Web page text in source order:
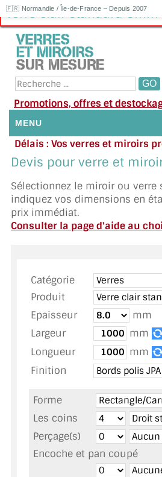
🇫🇷 Normandie / Île-de-France – Depuis 2007
Verre clair standard 8mm
Promotions, offres et
MENU
NOUS CONTACTER
DEMANDE DE DEVIS
SUIVI DE DEVIS
TOUS LES TARIFS AU M2
GUIDE : CHOIX PAR
INSPIRATIONS ET
AMBIANCE LAITON BROSSÉ
MIROIR SUR MESURE
MIROIR VIEILLI
MIROIR DÉCORATIF DE
Délais : Vos verres et miroirs
en
Appelez ou envoyez un
Devis pour verre et
Sélectionnez le miroir ou verre
indiquez vos dimensions en
prix immédiat.
Consulter la page d'aide au
Catégorie
Produit
Epaisseur
mm
Largeur
mm
Longueur mm
Finition
Forme
Les coins
Perçage(s)
Encoche et pan coupé